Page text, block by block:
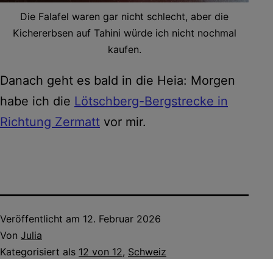
Die Falafel waren gar nicht schlecht, aber die
Kichererbsen auf Tahini würde ich nicht nochmal
kaufen.
Danach geht es bald in die Heia: Morgen
habe ich die Lötschberg-Bergstrecke in
Richtung Zermatt vor mir.
Veröffentlicht am 12. Februar 2026
Von Julia
Kategorisiert als 12 von 12, Schweiz